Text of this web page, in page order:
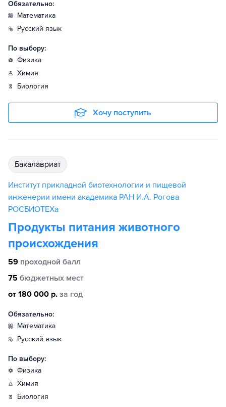
Обязательно:
математика
русский язык
По выбору:
физика
химия
биология
Хочу поступить
бакалавриат
Институт прикладной биотехнологии и пищевой
инженерии имени академика РАН И.А. Рогова
РОСБИОТЕХа
Продукты питания животного
происхождения
59 проходной балл
75 бюджетных мест
от 180 000 р. за год
Обязательно:
математика
русский язык
По выбору:
физика
химия
биология